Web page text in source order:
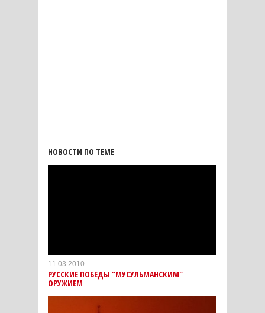
НОВОСТИ ПО ТЕМЕ
11.03.2010
РУССКИЕ ПОБЕДЫ "МУСУЛЬМАНСКИМ"
ОРУЖИЕМ